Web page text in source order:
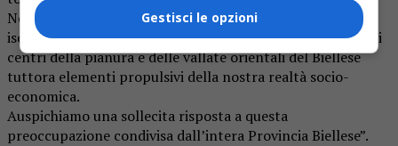
Non é immaginabile oggi pensare ad un prolungato
isolamento della Città né tantomeno ad una frattura con i
centri della pianura e delle vallate orientali del Biellese
tuttora elementi propulsivi della nostra realtà socio-
economica.
Auspichiamo una sollecita risposta a questa
preoccupazione condivisa dall’intera Provincia Biellese”.
Gestisci le opzioni